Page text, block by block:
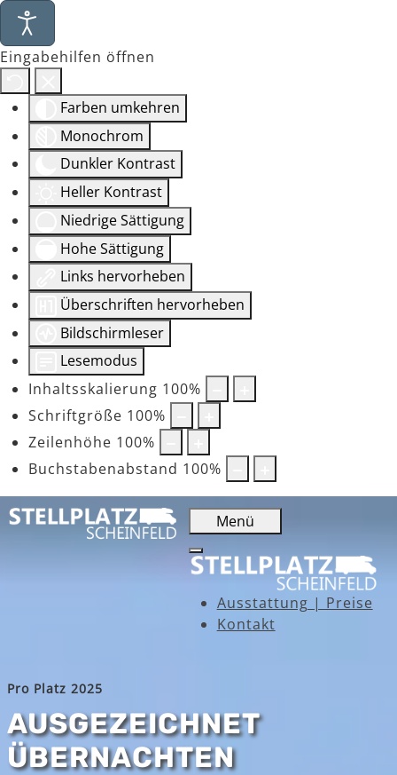
Eingabehilfen öffnen
Farben umkehren
Monochrom
Dunkler Kontrast
Heller Kontrast
Niedrige Sättigung
Hohe Sättigung
Links hervorheben
Überschriften hervorheben
Bildschirmleser
Lesemodus
Inhaltsskalierung 100%
Schriftgröße 100%
Zeilenhöhe 100%
Buchstabenabstand 100%
Menü
Ausstattung | Preise
Kontakt
Pro Platz 2025
AUSGEZEICHNET
ÜBERNACHTEN